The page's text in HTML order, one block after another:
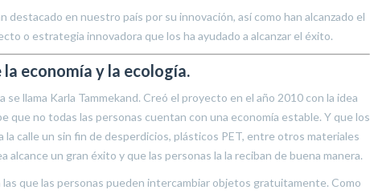
en nuestro país por su innovación, así como han alcanzado el
o estrategia innovadora que los ha ayudado a alcanzar el éxito.
la economía y la ecología.
llama Karla Tammekand. Creó el proyecto en el año 2010 con la idea
que no todas las personas cuentan con una economía estable. Y que los
calle un sin fin de desperdicios, plásticos PET, entre otros materiales
un gran éxito y que las personas la la reciban de buena manera.
que las personas pueden intercambiar objetos gratuitamente. Como